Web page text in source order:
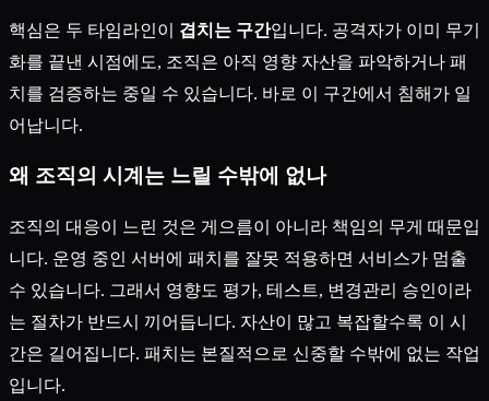
핵심은 두 타임라인이 겹치는 구간입니다. 공격자가 이미 무기
화를 끝낸 시점에도, 조직은 아직 영향 자산을 파악하거나 패
치를 검증하는 중일 수 있습니다. 바로 이 구간에서 침해가 일
어납니다.
왜 조직의 시계는 느릴 수밖에 없나
조직의 대응이 느린 것은 게으름이 아니라 책임의 무게 때문입
니다. 운영 중인 서버에 패치를 잘못 적용하면 서비스가 멈출
수 있습니다. 그래서 영향도 평가, 테스트, 변경관리 승인이라
는 절차가 반드시 끼어듭니다. 자산이 많고 복잡할수록 이 시
간은 길어집니다. 패치는 본질적으로 신중할 수밖에 없는 작업
입니다.